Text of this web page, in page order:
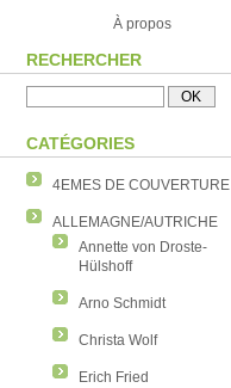
À propos
RECHERCHER
CATÉGORIES
4EMES DE COUVERTURE
ALLEMAGNE/AUTRICHE
Annette von Droste-
Hülshoff
Arno Schmidt
Christa Wolf
Erich Fried